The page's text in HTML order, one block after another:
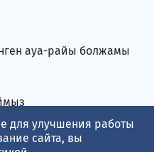
ауа-райы болжамы
для улучшения работы
сайта, вы